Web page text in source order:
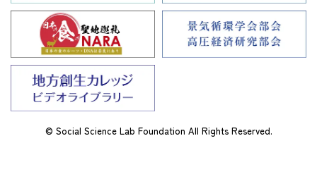
© Social Science Lab Foundation All Rights Reserved.